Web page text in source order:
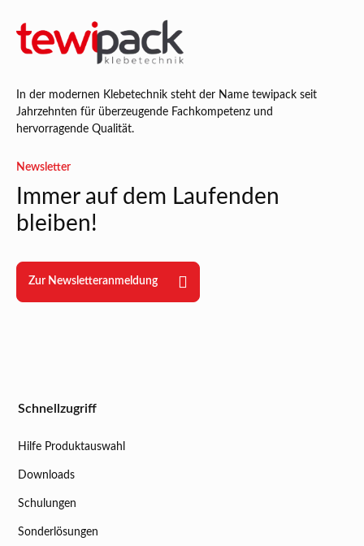
In der modernen Klebetechnik steht der Name tewipack seit
Jahrzehnten für überzeugende Fachkompetenz und
hervorragende Qualität.
Newsletter
Immer auf dem Laufenden
bleiben!
Zur Newsletteranmeldung
Schnellzugriff
Hilfe Produktauswahl
Downloads
Schulungen
Sonderlösungen